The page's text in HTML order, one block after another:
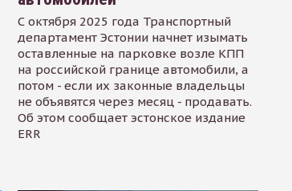
С октября 2025 года Транспортный
департамент Эстонии начнет изымать
оставленные на парковке возле КПП
на российской границе автомобили, а
потом - если их законные владельцы
не объявятся через месяц - продавать.
Об этом сообщает эстонское издание
ERR